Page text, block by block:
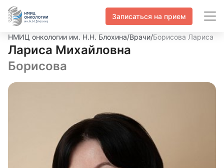
Записаться на прием
НМИЦ онкологии им. Н.Н. Блохина/Врачи/Борисова Лариса
Лариса Михайловна
Борисова